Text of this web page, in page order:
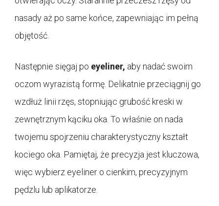
nasady aż po same końce, zapewniając im pełną
objętość.
Następnie sięgaj po eyeliner, aby nadać swoim
oczom wyrazistą formę. Delikatnie przeciągnij go
wzdłuż linii rzęs, stopniując grubość kreski w
zewnętrznym kąciku oka. To właśnie on nada
twojemu spojrzeniu charakterystyczny kształt
kociego oka. Pamiętaj, że precyzja jest kluczowa,
więc wybierz eyeliner o cienkim, precyzyjnym
pędzlu lub aplikatorze.